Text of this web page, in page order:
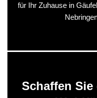
für Ihr Zuhause in
Schaffen